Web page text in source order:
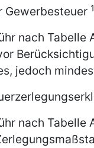
Gewerbesteuer 1
nach
jedoch
nach Tabelle